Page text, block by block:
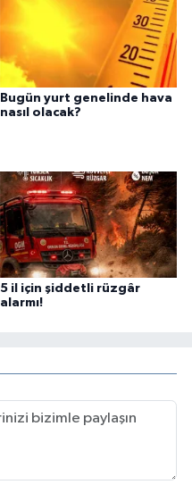
Bugün yurt genelinde hava
nasıl olacak?
5 il için şiddetli rüzgâr
alarmı!